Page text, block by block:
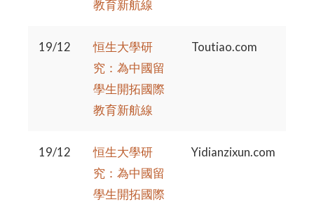
教育新航線
19/12
恒生大學研
究：為中國留
學生開拓國際
教育新航線
Toutiao.com
19/12
恒生大學研
究：為中國留
學生開拓國際
Yidianzixun.com